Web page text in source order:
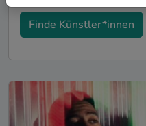
Finde Künstler*innen